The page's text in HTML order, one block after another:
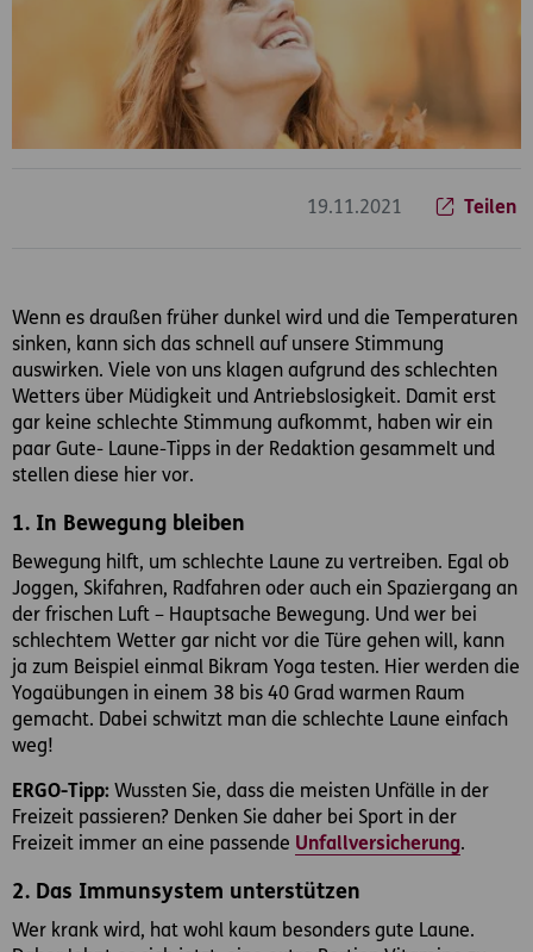
19.11.2021 Teilen
Wenn es draußen früher dunkel wird und die Temperaturen
sinken, kann sich das schnell auf unsere Stimmung
auswirken. Viele von uns klagen aufgrund des schlechten
Wetters über Müdigkeit und Antriebslosigkeit. Damit erst
gar keine schlechte Stimmung aufkommt, haben wir ein
paar Gute- Laune-Tipps in der Redaktion gesammelt und
stellen diese hier vor.
1. In Bewegung bleiben
Bewegung hilft, um schlechte Laune zu vertreiben. Egal ob
Joggen, Skifahren, Radfahren oder auch ein Spaziergang an
der frischen Luft – Hauptsache Bewegung. Und wer bei
schlechtem Wetter gar nicht vor die Türe gehen will, kann
ja zum Beispiel einmal Bikram Yoga testen. Hier werden die
Yogaübungen in einem 38 bis 40 Grad warmen Raum
gemacht. Dabei schwitzt man die schlechte Laune einfach
weg!
ERGO-Tipp: Wussten Sie, dass die meisten Unfälle in der
Freizeit passieren? Denken Sie daher bei Sport in der
Freizeit immer an eine passende Unfallversicherung.
2. Das Immunsystem unterstützen
Wer krank wird, hat wohl kaum besonders gute Laune.